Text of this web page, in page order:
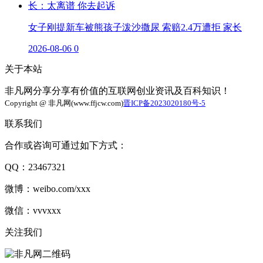
女子刚提新车被熊孩子泼沙撒尿 索赔2.4万遭拒 家长
2026-08-06 0
关于本站
非凡网分享分享有价值的互联网创业资讯及百科知识！
Copyright @ 非凡网(www.ffjcw.com)晋ICP备2023020180号-5
联系我们
合作或咨询可通过如下方式：
QQ：23467321
微博：weibo.com/xxx
微信：vvvxxx
关注我们